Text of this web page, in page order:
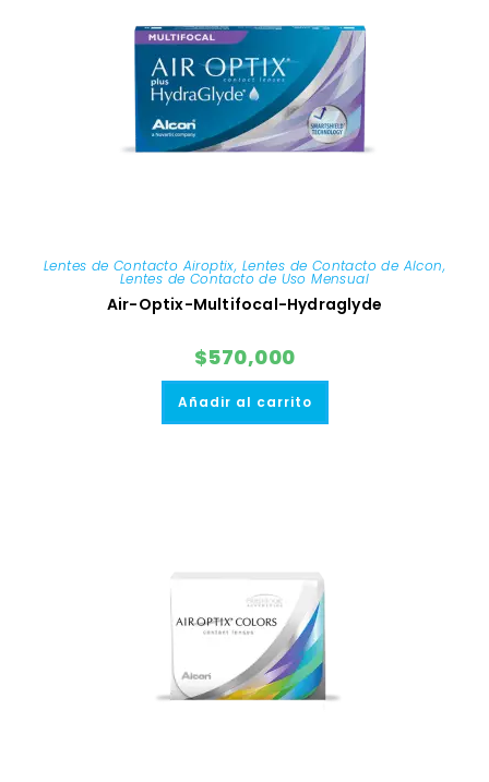
Lentes de Contacto Airoptix, Lentes de Contacto de Alcon,
Lentes de Contacto de Uso Mensual
Air-Optix-Multifocal-Hydraglyde
$570,000
Añadir al carrito